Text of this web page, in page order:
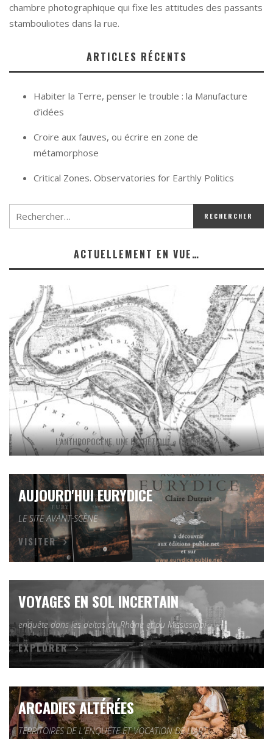
chambre photographique qui fixe les attitudes des passants
stambouliotes dans la rue.
ARTICLES RÉCENTS
Habiter la Terre, penser le trouble : la Manufacture
d’idées
Croire aux fauves, ou écrire en zone de
métamorphose
Critical Zones. Observatories for Earthly Politics
ACTUELLEMENT EN VUE…
L’ANTHROPOCÈNE, UNE ESTHÉTIQUE « CANARD » ?
AUJOURD'HUI EURYDICE
LE SITE AVANT-SCÈNE
VISITER
VOYAGES EN SOL INCERTAIN
enquête dans les deltas du Rhône et du Mississippi
EXPLORER
ARCADIES ALTÉRÉES
TERRITOIRES DE L'ENQUÊTE ET VOCATION DE L'ART